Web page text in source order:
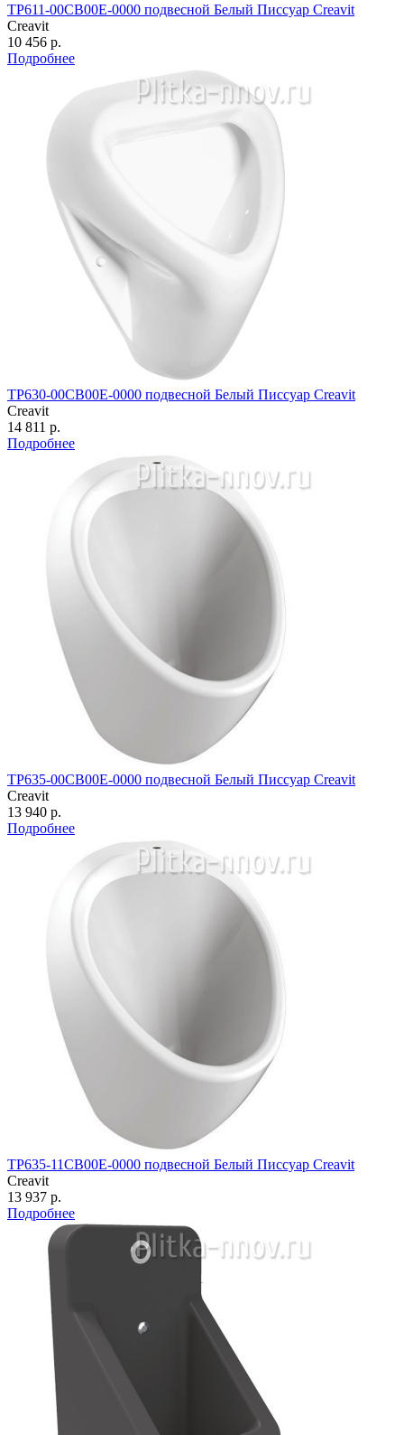
TP611-00CB00E-0000 подвесной Белый Писсуар Creavit
Creavit
10 456 р.
Подробнее
TP630-00CB00E-0000 подвесной Белый Писсуар Creavit
Creavit
14 811 р.
Подробнее
TP635-00CB00E-0000 подвесной Белый Писсуар Creavit
Creavit
13 940 р.
Подробнее
TP635-11CB00E-0000 подвесной Белый Писсуар Creavit
Creavit
13 937 р.
Подробнее